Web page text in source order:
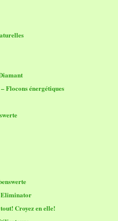
Flocons énergétiques
Croyez en elle!